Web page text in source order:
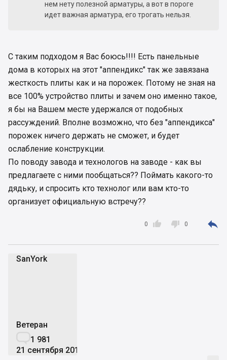
нем нету полезной арматуры, а вот в пороге
идет важная арматура, его трогать нельзя.
С таким подходом я Вас боюсь!!!! Есть панельные
дома в которых на этот "аппендикс" так же завязана
жесткость плиты как и на порожек. Потому не зная на
все 100% устройство плиты и зачем оно именно такое,
я бы на Вашем месте удержался от подобных
рассуждений. Вполне возможно, что без "аппендикса"
порожек ничего держать не сможет, и будет
ослабление конструкции.
По поводу завода и технологов на заводе - как вы
предлагаете с ними пообщаться?? Поймать какого-то
дядьку, и спросить кто технолог или вам кто-то
организует официальную встречу??

0  0 
SanYork
Ветеран
1 981
21 сентября 2016